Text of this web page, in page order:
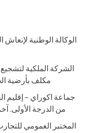
مكلف بأرضية الخيول.
من الدرجة الأولى. آخر أجل